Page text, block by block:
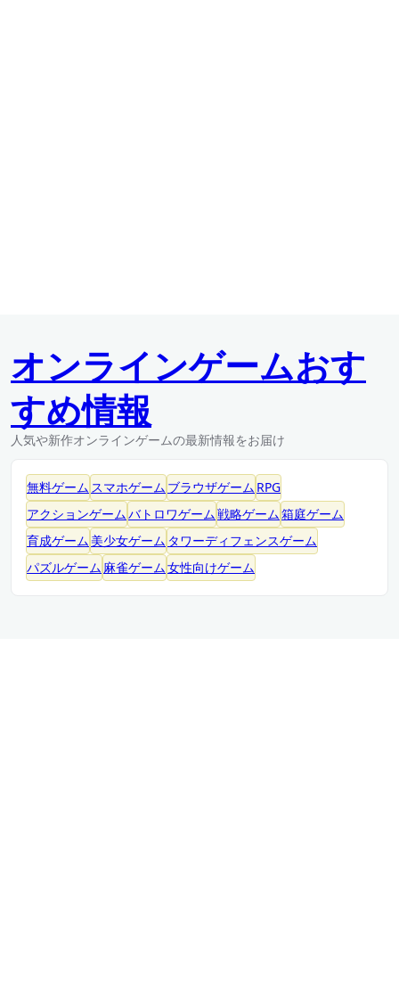
オンラインゲームおす
すめ情報
人気や新作オンラインゲームの最新情報をお届け
無料ゲーム スマホゲーム ブラウザゲーム RPG
アクションゲームバトロワゲーム戦略ゲーム箱庭ゲーム
育成ゲーム 美少女ゲーム タワーディフェンスゲーム
パズルゲーム 麻雀ゲーム女性向けゲーム